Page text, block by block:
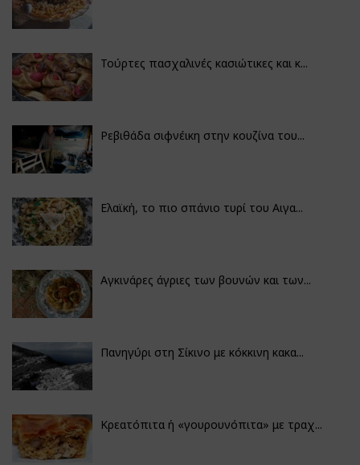
Τούρτες πασχαλινές κασιώτικες και κ...
Ρεβιθάδα σιφνέικη στην κουζίνα του...
Ελαϊκή, το πιο σπάνιο τυρί του Αιγα...
Αγκινάρες άγριες των βουνών και των...
Πανηγύρι στη Σίκινο με κόκκινη κακα...
Κρεατόπιτα ή «γουρουνόπιτα» με τραχ...